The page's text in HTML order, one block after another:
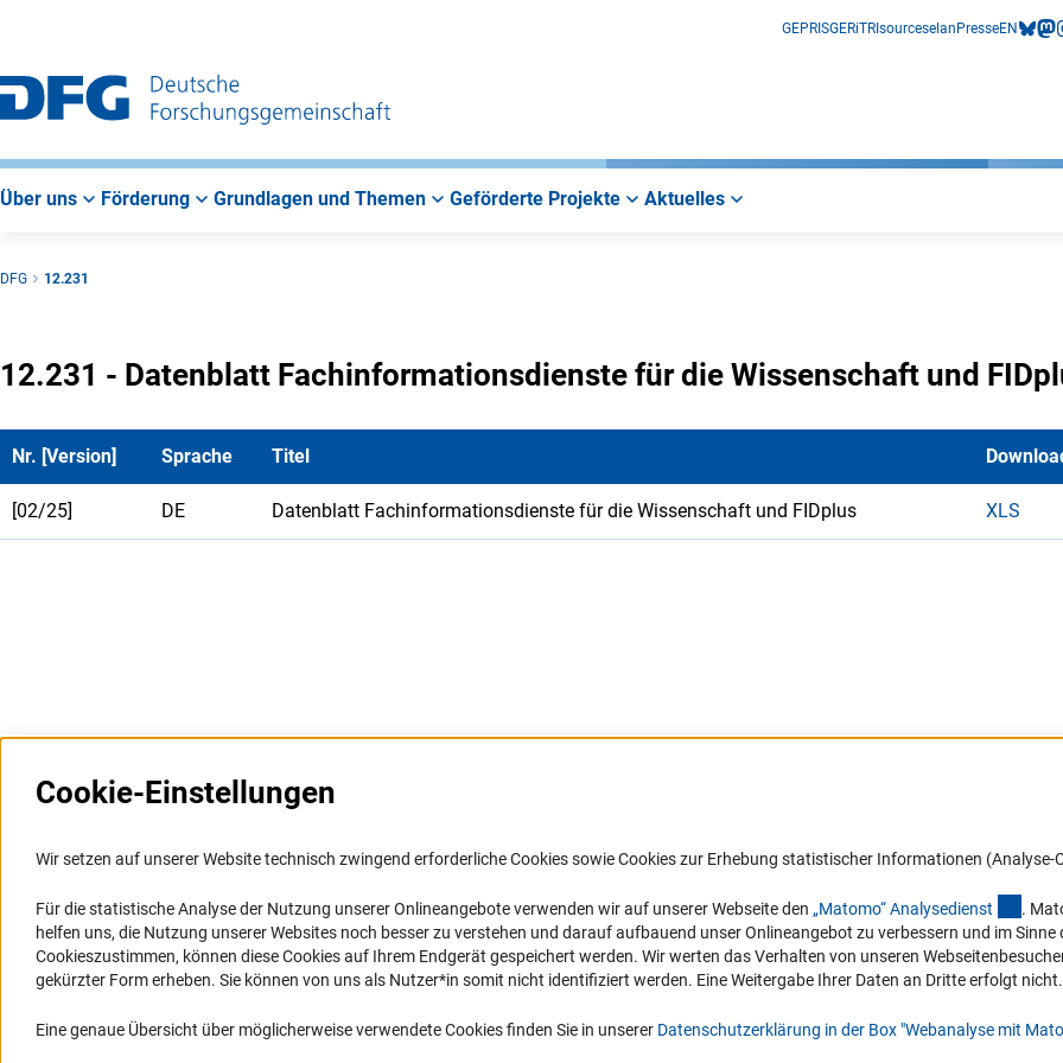
GEPRISGERiTRIsourceselan PresseEN
Über uns Förderung Grundlagen und Themen Geförderte Projekte Aktuelles
DFG 12.231
12.231 - Datenblatt Fachinformationsdienste für die Wissenschaft und
Nr. [Version] Sprache Titel
[02/25] DE Datenblatt Fachinformationsdienste für die Wissenschaft und FIDplus XLS
Informationssysteme
Portal Wissenschaftliche Integrität
GEPRIS
GEPRIS historisch
RIsources
FAQ
Karriere
Logo und Corporate Design
mit Behinderungen
Erklärung zur Barrierefreiheit
Barriere melden
in Ihr Mailpostfach oder schauen
die Ausgaben online an.
Zum Newsletter
Cookie-Einstellungen
Wir setzen auf unserer Website technisch zwingend erforderliche Cookies sowie Cookies zur Erhebung statistischer Informationen (Analyse-
Für die statistische Analyse der Nutzung unserer Onlineangebote verwenden wir auf unserer Webseite den „Matomo“ Analysedienst
.
helfen uns, die Nutzung unserer Websites noch besser zu verstehen und darauf aufbauend unser Onlineangebot zu verbessern und im
Cookieszustimmen, können diese Cookies auf Ihrem Endgerät gespeichert werden. Wir werten das Verhalten von unseren
gekürzter Form erheben. Sie können von uns als Nutzer*in somit nicht identifiziert werden. Eine Weitergabe Ihrer Daten an Dritte erfolgt nicht.
Eine genaue Übersicht über möglicherweise verwendete Cookies finden Sie in unserer Datenschutzerklärung in der Box "Webanalyse mit